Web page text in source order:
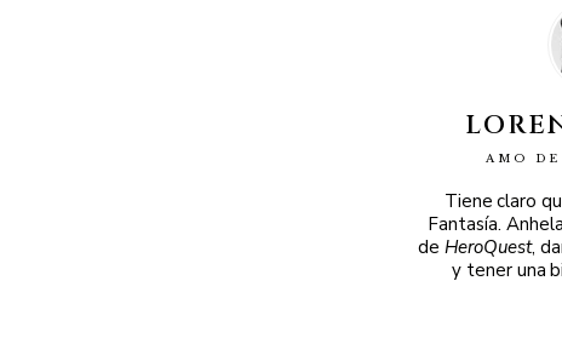
AMO
Tiene claro
Fantasía.
de HeroQuest,
y tener una